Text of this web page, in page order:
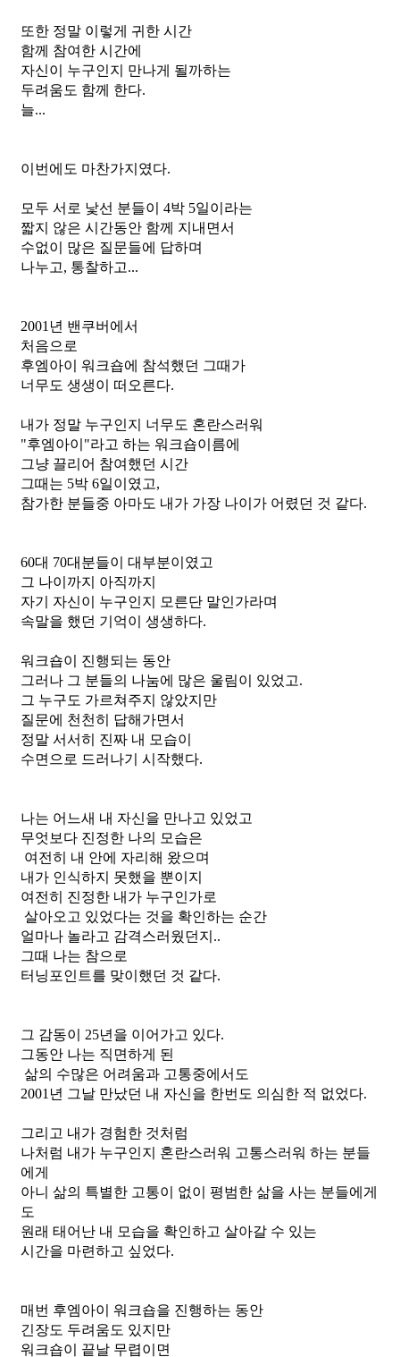
또한 정말 이렇게 귀한 시간
함께 참여한 시간에
자신이 누구인지 만나게 될까하는
두려움도 함께 한다.
늘...
이번에도 마찬가지였다.
모두 서로 낯선 분들이 4박 5일이라는
짧지 않은 시간동안 함께 지내면서
수없이 많은 질문들에 답하며
나누고, 통찰하고...
2001년 밴쿠버에서
처음으로
후엠아이 워크숍에 참석했던 그때가
너무도 생생이 떠오른다.
내가 정말 누구인지 너무도 혼란스러워
"후엠아이"라고 하는 워크숍이름에
그냥 끌리어 참여했던 시간
그때는 5박 6일이였고,
참가한 분들중 아마도 내가 가장 나이가 어렸던 것 같다.
60대 70대분들이 대부분이였고
그 나이까지 아직까지
자기 자신이 누구인지 모른단 말인가라며
속말을 했던 기억이 생생하다.
워크숍이 진행되는 동안
그러나 그 분들의 나눔에 많은 울림이 있었고.
그 누구도 가르쳐주지 않았지만
질문에 천천히 답해가면서
정말 서서히 진짜 내 모습이
수면으로 드러나기 시작했다.
나는 어느새 내 자신을 만나고 있었고
무엇보다 진정한 나의 모습은
여전히 내 안에 자리해 왔으며
내가 인식하지 못했을 뿐이지
여전히 진정한 내가 누구인가로
살아오고 있었다는 것을 확인하는 순간
얼마나 놀라고 감격스러웠던지..
그때 나는 참으로
터닝포인트를 맞이했던 것 같다.
그 감동이 25년을 이어가고 있다.
그동안 나는 직면하게 된
삶의 수많은 어려움과 고통중에서도
2001년 그날 만났던 내 자신을 한번도 의심한 적 없었다.
그리고 내가 경험한 것처럼
나처럼 내가 누구인지 혼란스러워 고통스러워 하는 분들
에게
아니 삶의 특별한 고통이 없이 평범한 삶을 사는 분들에게
도
원래 태어난 내 모습을 확인하고 살아갈 수 있는
시간을 마련하고 싶었다.
매번 후엠아이 워크숍을 진행하는 동안
긴장도 두려움도 있지만
워크숍이 끝날 무렵이면